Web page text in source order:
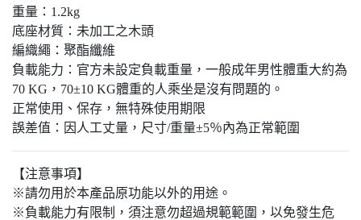
重量：1.2kg
底座材質：未加工之木頭
編織繩：聚酯纖維
負載能力：官方未設定負載重量，一般成年男性體重大約為
70 KG，70±10 KG體重的人乘坐是沒有問題的。
正常使用、保存，無特殊使用期限
誤差值：因人工丈量，尺寸/重量±5％內為正常範圍
【注意事項】
※請勿用於本產品原功能以外的用途。
※負載能力有限制，須注意勿超過規範範圍，以免發生危